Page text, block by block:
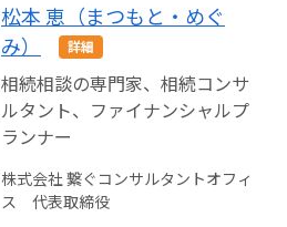
松本 恵（まつもと・めぐ
み）
詳細
相続相談の専門家、相続コンサ
ルタント、ファイナンシャルプ
ランナー
株式会社 繋ぐコンサルタントオフィ
ス 代表取締役